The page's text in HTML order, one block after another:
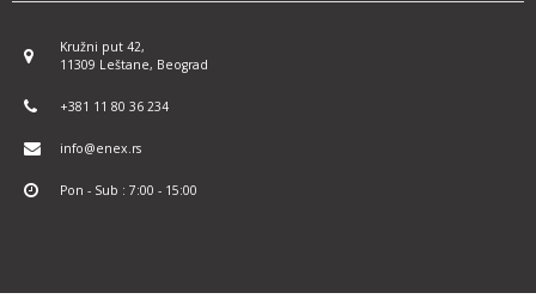
Kružni put 42,
11309 Leštane, Beograd
+381 11 80 36 234
info@enex.rs
Pon - Sub : 7:00 - 15:00